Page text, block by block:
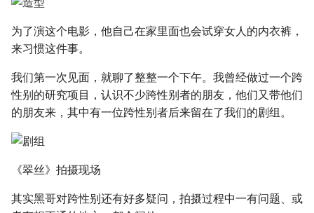
为了演这个电影，他自己在家里面也会试穿女人的内衣裤，
来习惯这件事。
我们第一次见面，就聊了整整一个下午。我曾经做过一个跨
性别的研究项目，认识不少跨性别者的朋友，他们又带他们
的朋友来，其中有一位跨性别者后来留在了我们的剧组。
《翠丝》拍摄现场
其实黑哥对跨性别还有好多疑问，拍摄过程中一有问题、或